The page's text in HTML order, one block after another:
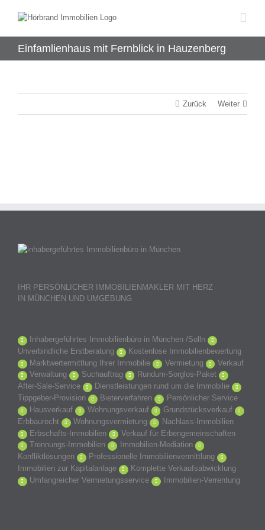
Einfamlienhaus mit Fernblick in Hauzenberg
Zurück Weiter
IHR PERSÖNLICHER IMMOBILIENMAKLER MIT HERZ
IN MÜNCHEN UND UMGEBUNG
Inhabergeführtes Immobilienbüro in München /Solln
Unverbindliche Erstberatung
Kostenlose Immobilienbewertung
Marktwertermittlung Ihrer Immobilie
Vermietung
Verkauf
Verwaltung
Suchauftrag
Rundum-Sorglos-Paket
After-Sale-Service
Dienstleistungen rund um die Immobilie
Tippgeber-Provision
Bieterverfahren
Persönlicher Service
Hausverkauf
Wohnungsverkauf
Grundstücksverkauf
Erbbaurecht
Wohnungsvermietung
Nachlass-Immobilien
Erbschafts-Immobilien
Verkauf für Erbengemeinschaften
Trennungs-Immobilien
Immobilien-Mediation
Konfliktlösungen
Professionelle Immobilienvermittlung
Immobilien zur Kapitalanlage
Komplette Verkaufsabwicklung
Umfangreicher Vermietungsservice
Immobilien-Verrentung